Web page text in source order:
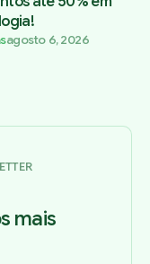
agosto 6, 2026
mais